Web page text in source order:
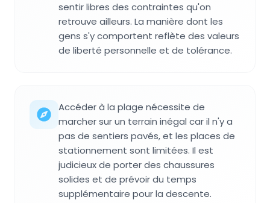
sentir libres des contraintes qu'on
retrouve ailleurs. La manière dont les
gens s'y comportent reflète des valeurs
de liberté personnelle et de tolérance.
Accéder à la plage nécessite de
marcher sur un terrain inégal car il n'y a
pas de sentiers pavés, et les places de
stationnement sont limitées. Il est
judicieux de porter des chaussures
solides et de prévoir du temps
supplémentaire pour la descente.